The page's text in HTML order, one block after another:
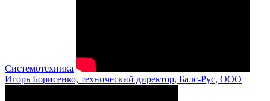
Системотехника
Игорь Борисенко, технический директор, Балс-Рус, ООО